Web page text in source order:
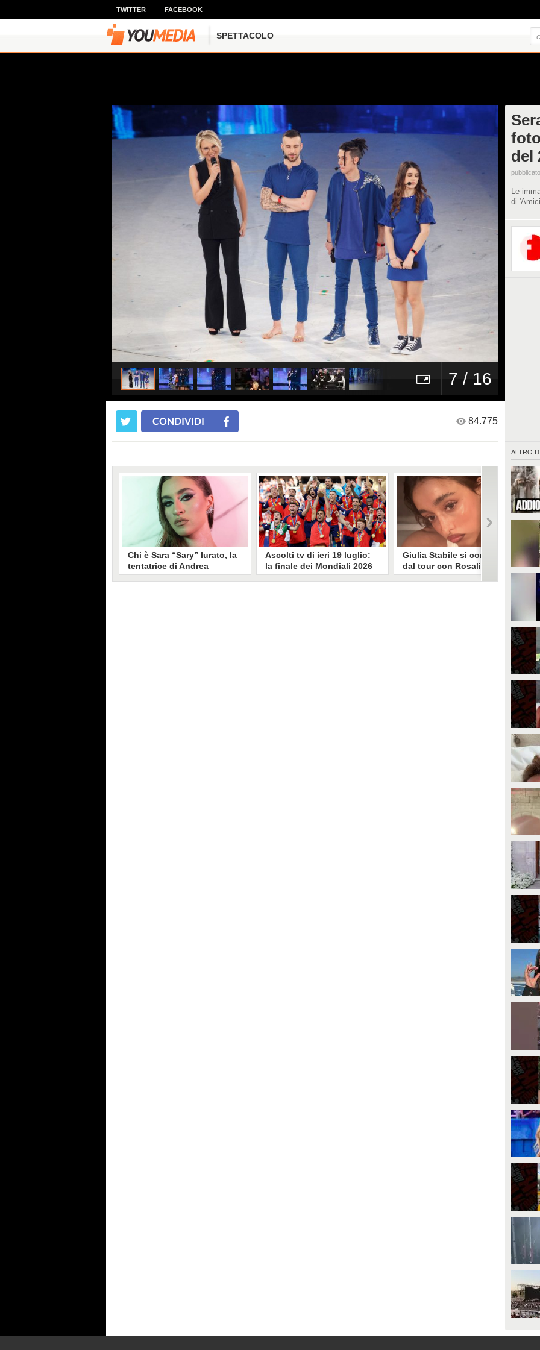
TWITTER FACEBOOK
SPETTACOLO
7 / 16
del
Le
di
ALTRO DI
CONDIVIDI 84.775
Chi è Sara “Sary” Iurato, la
tentatrice di Andrea
Petraroli a Temptation
Ascolti tv di ieri 19 luglio:
la finale dei Mondiali 2026
Spagna-Argentina
Giulia Stabile si confessa
dal tour con Rosalia: "Non
sono stata bene, costretta
lasciata andare a una confessione
altri. A volte è già dentro di noi".